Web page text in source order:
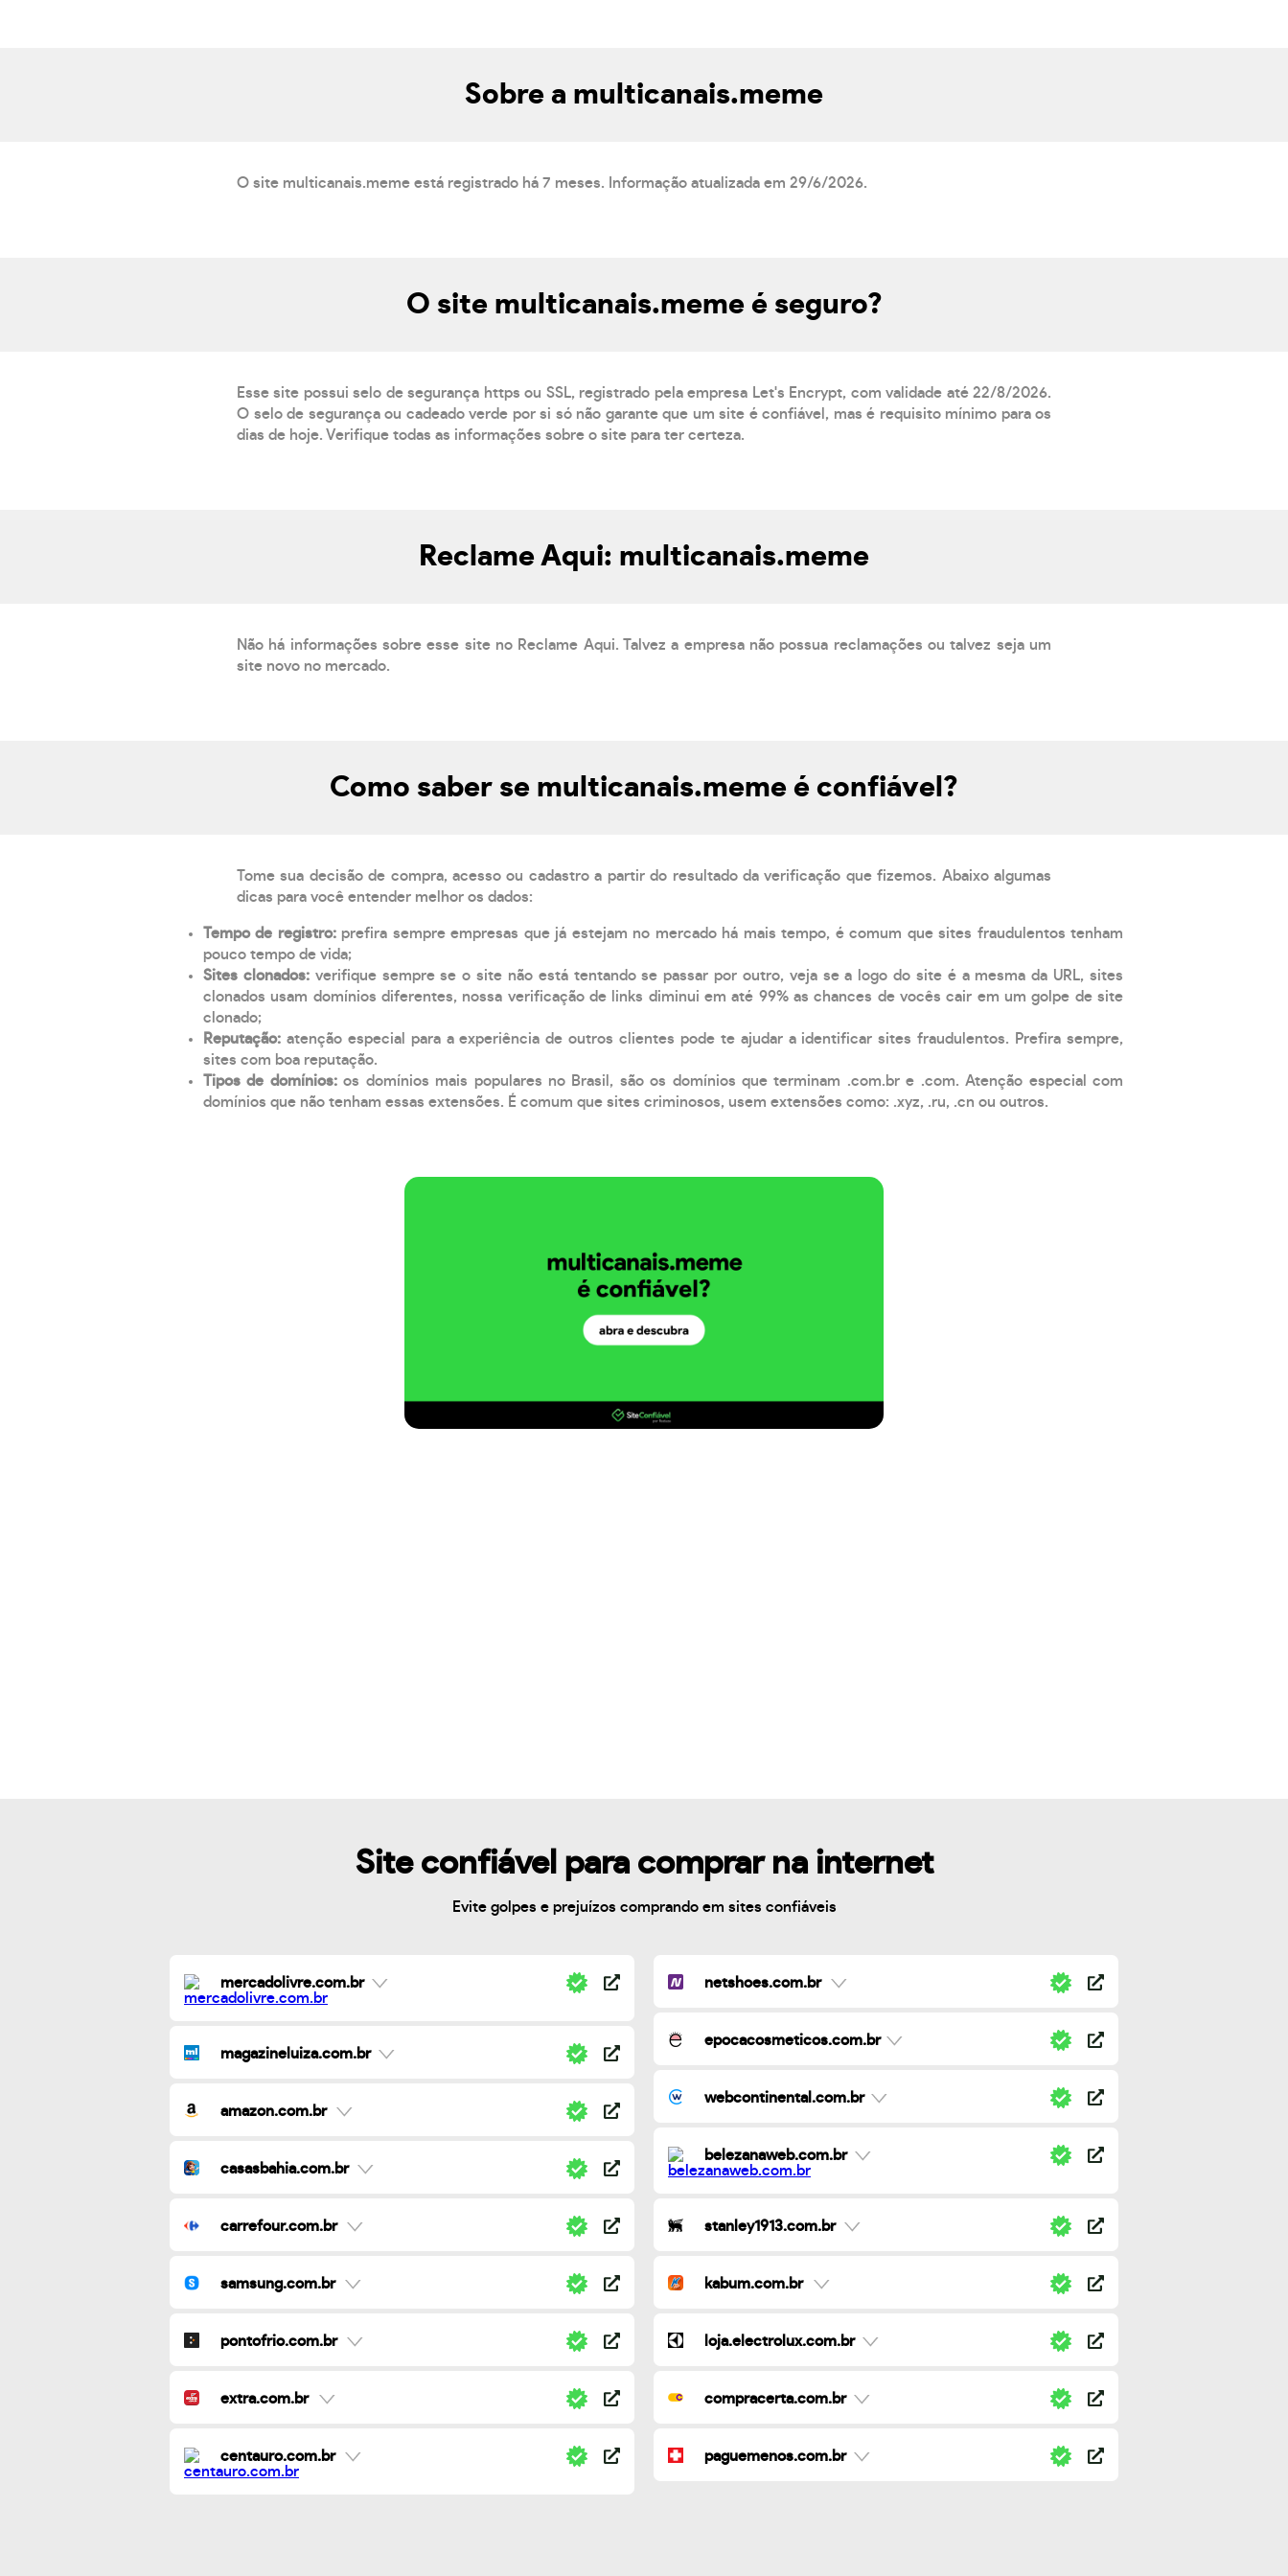
Sobre a multicanais.meme
O site multicanais.meme está registrado há 7 meses. Informação atualizada em 29/6/2026.
O site multicanais.meme é seguro?
Esse site possui selo de segurança https ou SSL, registrado pela empresa Let's Encrypt, com validade até 22/8/2026.
O selo de segurança ou cadeado verde por si só não garante que um site é confiável, mas é requisito mínimo para os
dias de hoje. Verifique todas as informações sobre o site para ter certeza.
Reclame Aqui: multicanais.meme
Não há informações sobre esse site no Reclame Aqui. Talvez a empresa não possua reclamações ou talvez seja um
site novo no mercado.
Como saber se multicanais.meme é confiável?
Tome sua decisão de compra, acesso ou cadastro a partir do resultado da verificação que fizemos. Abaixo algumas
dicas para você entender melhor os dados:
Tempo de registro: prefira sempre empresas que já estejam no mercado há mais tempo, é comum que sites fraudulentos tenham
pouco tempo de vida;
Sites clonados: verifique sempre se o site não está tentando se passar por outro, veja se a logo do site é a mesma da URL, sites
clonados usam domínios diferentes, nossa verificação de links diminui em até 99% as chances de vocês cair em um golpe de site
clonado;
Reputação: atenção especial para a experiência de outros clientes pode te ajudar a identificar sites fraudulentos. Prefira sempre,
sites com boa reputação.
Tipos de domínios:os domínios mais populares no Brasil, são os domínios que terminam .com.br e .com. Atenção especial com
domínios que não tenham essas extensões. É comum que sites criminosos, usem extensões como: .xyz, .ru, .cn ou outros.
Site confiável para comprar na internet
Evite golpes e prejuízos comprando em sites confiáveis
mercadolivre.com.br
magazineluiza.com.br
amazon.com.br
casasbahia.com.br
carrefour.com.br
samsung.com.br
pontofrio.com.br
extra.com.br
centauro.com.br
netshoes.com.br
epocacosmeticos.com.br
webcontinental.com.br
belezanaweb.com.br
stanley1913.com.br
kabum.com.br
loja.electrolux.com.br
compracerta.com.br
paguemenos.com.br